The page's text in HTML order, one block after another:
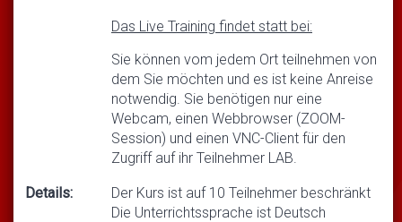
Das Live Training findet statt bei:
Sie können vom jedem Ort teilnehmen von
dem Sie möchten und es ist keine Anreise
notwendig. Sie benötigen nur eine
Webcam, einen Webbrowser (ZOOM-
Session) und einen VNC-Client für den
Zugriff auf ihr Teilnehmer LAB.
Details:
Der Kurs ist auf 10 Teilnehmer beschränkt
Die Unterrichtssprache ist Deutsch